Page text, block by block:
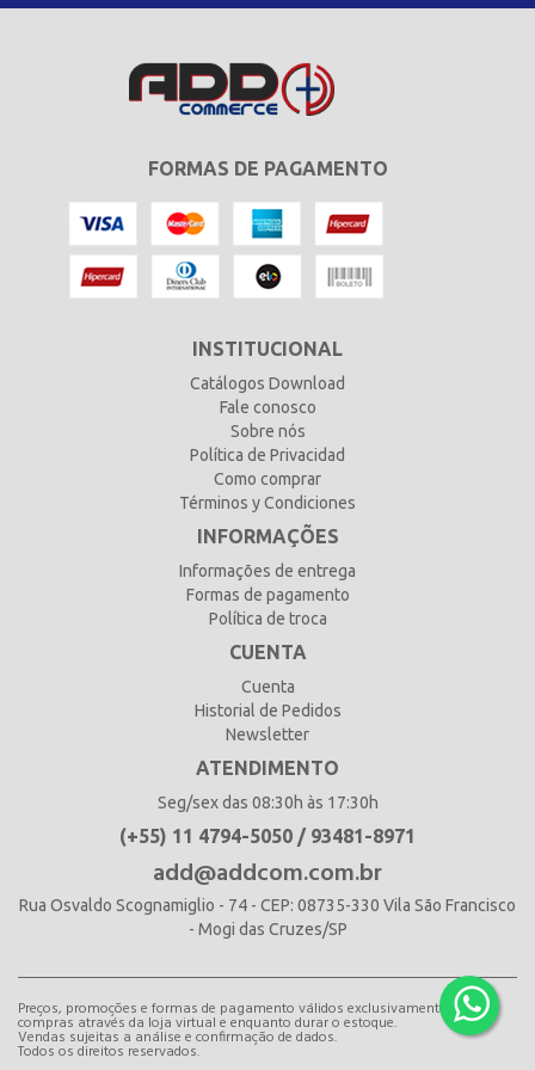
FORMAS DE PAGAMENTO
INSTITUCIONAL
Catálogos Download
Fale conosco
Sobre nós
Política de Privacidad
Como comprar
Términos y Condiciones
INFORMAÇÕES
Informações de entrega
Formas de pagamento
Política de troca
CUENTA
Cuenta
Historial de Pedidos
Newsletter
ATENDIMENTO
Seg/sex das 08:30h às 17:30h
(+55) 11 4794-5050 / 93481-8971
add@addcom.com.br
Rua Osvaldo Scognamiglio - 74 - CEP: 08735-330 Vila São Francisco
- Mogi das Cruzes/SP
Preços, promoções e formas de pagamento válidos exclusivamente para
compras através da loja virtual e enquanto durar o estoque.
Vendas sujeitas a análise e confirmação de dados.
Todos os direitos reservados.